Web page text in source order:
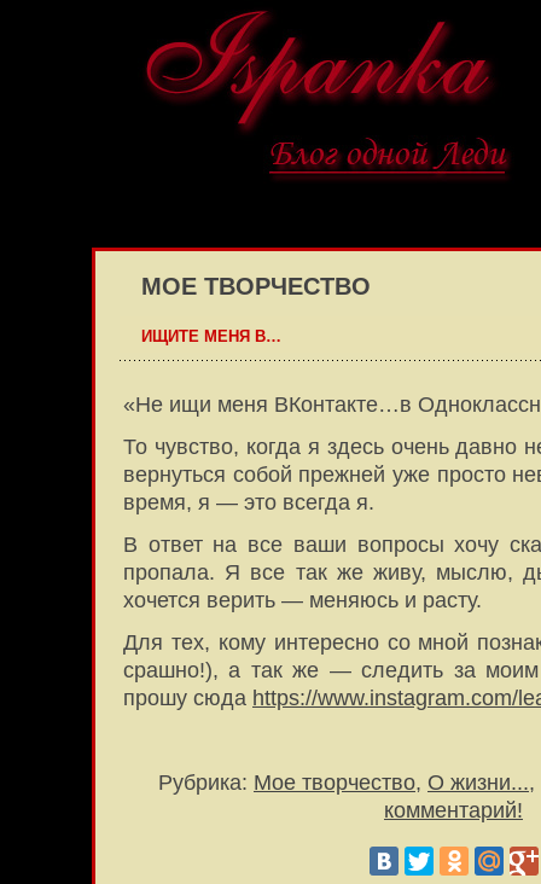
МОЕ ТВОРЧЕСТВО
ИЩИТЕ МЕНЯ В…
«Не ищи меня ВКонтакте…в
То чувство, когда я здесь очень давно
вернуться собой прежней уже просто
время, я — это всегда я.
В ответ на все ваши вопросы хочу
пропала. Я все так же живу, мыслю,
хочется верить — меняюсь и расту.
Для тех, кому интересно со мной
срашно!), а так же — следить за моим
прошу сюда https://www.instagram.com/
Рубрика: Мое творчество, О жизни...,
комментарий!